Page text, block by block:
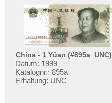
China - 1 Yüan (#895a_UNC)
Datum: 1999
Katalognr.: 895a
Erhaltung: UNC